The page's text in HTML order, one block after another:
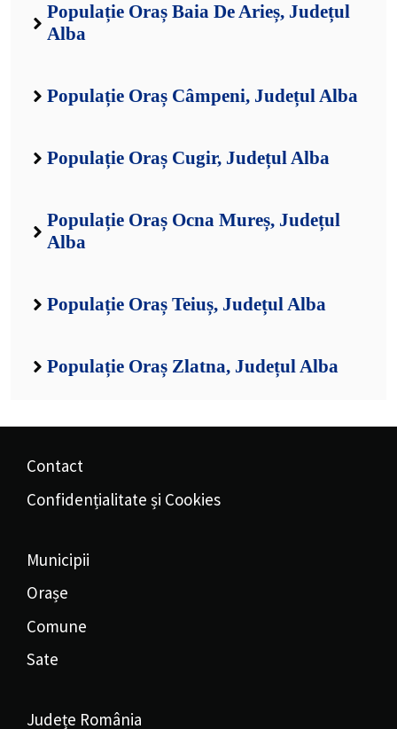
Populație Oraș Baia De Arieș, Județul
Alba
Populație Oraș Câmpeni, Județul Alba
Populație Oraș Cugir, Județul Alba
Populație Oraș Ocna Mureș, Județul
Alba
Populație Oraș Teiuș, Județul Alba
Populație Oraș Zlatna, Județul Alba
Contact
Confidențialitate și Cookies
Municipii
Orașe
Comune
Sate
Județe România